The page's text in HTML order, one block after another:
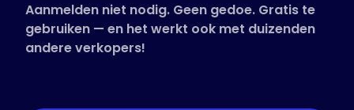
Aanmelden niet nodig. Geen gedoe. Gratis te
gebruiken — en het werkt ook met duizenden
andere verkopers!